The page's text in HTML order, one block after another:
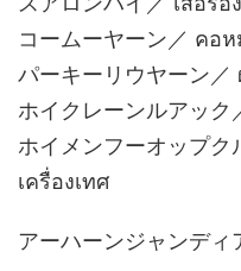
コームーヤーン／ คอ
パーキーリウヤーン／
ホイクレーンルアッ
ホイメンフーオップ
เครื่องเทศ
アーハーンジャンデ